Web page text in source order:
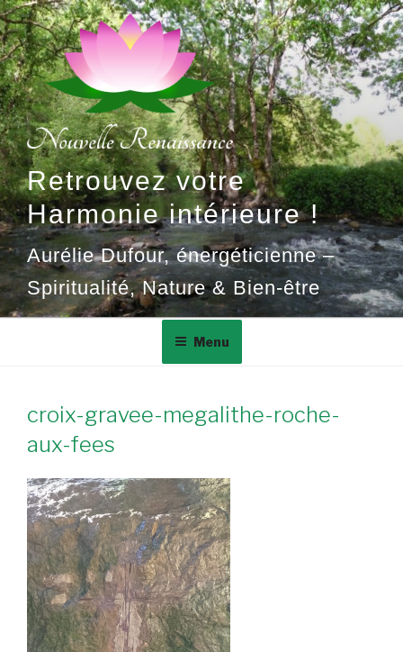
Aller
au
contenu
principal
Retrouvez votre
Harmonie intérieure !
Aurélie Dufour, énergéticienne –
Spiritualité, Nature & Bien-être
Menu
croix-gravee-megalithe-roche-
aux-fees